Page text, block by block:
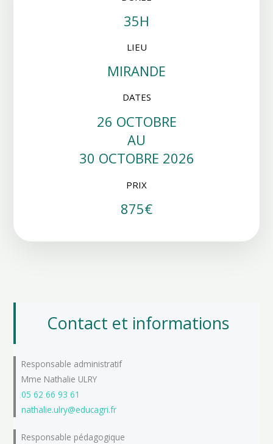
35H
LIEU
MIRANDE
DATES
26 OCTOBRE
AU
30 OCTOBRE 2026
PRIX
875€
Contact et informations
Responsable administratif
Mme Nathalie ULRY
05 62 66 93 61
nathalie.ulry@educagri.fr
Responsable pédagogique